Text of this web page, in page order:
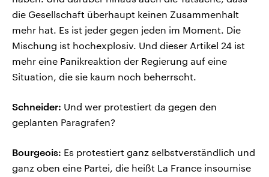
die Gesellschaft überhaupt keinen Zusammenhalt
mehr hat. Es ist jeder gegen jeden im Moment. Die
Mischung ist hochexplosiv. Und dieser Artikel 24 ist
mehr eine Panikreaktion der Regierung auf eine
Situation, die sie kaum noch beherrscht.
Schneider: Und wer protestiert da gegen den
geplanten Paragrafen?
Bourgeois: Es protestiert ganz selbstverständlich und
ganz oben eine Partei, die heißt La France insoumise